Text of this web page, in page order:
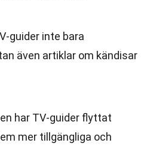
guider inte bara
även artiklar om kändisar
har TV-guider flyttat
mer tillgängliga och